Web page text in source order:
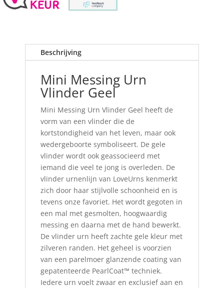
Beschrijving
Mini Messing Urn
Vlinder Geel
Mini Messing Urn Vlinder Geel heeft de
vorm van een vlinder die de
kortstondigheid van het leven, maar ook
wedergeboorte symboliseert. De gele
vlinder wordt ook geassocieerd met
iemand die veel te jong is overleden. De
vlinder urnenlijn van LoveUrns kenmerkt
zich door haar stijlvolle schoonheid en is
tevens onze favoriet. Het wordt gegoten in
een mal met gesmolten, hoogwaardig
messing en daarna met de hand bewerkt.
De vlinder urn heeft zachte gele kleur met
zilveren randen. Het geheel is voorzien
van een parelmoer glanzende coating van
gepatenteerde PearlCoat™ techniek.
Iedere urn voelt zwaar en exclusief aan en